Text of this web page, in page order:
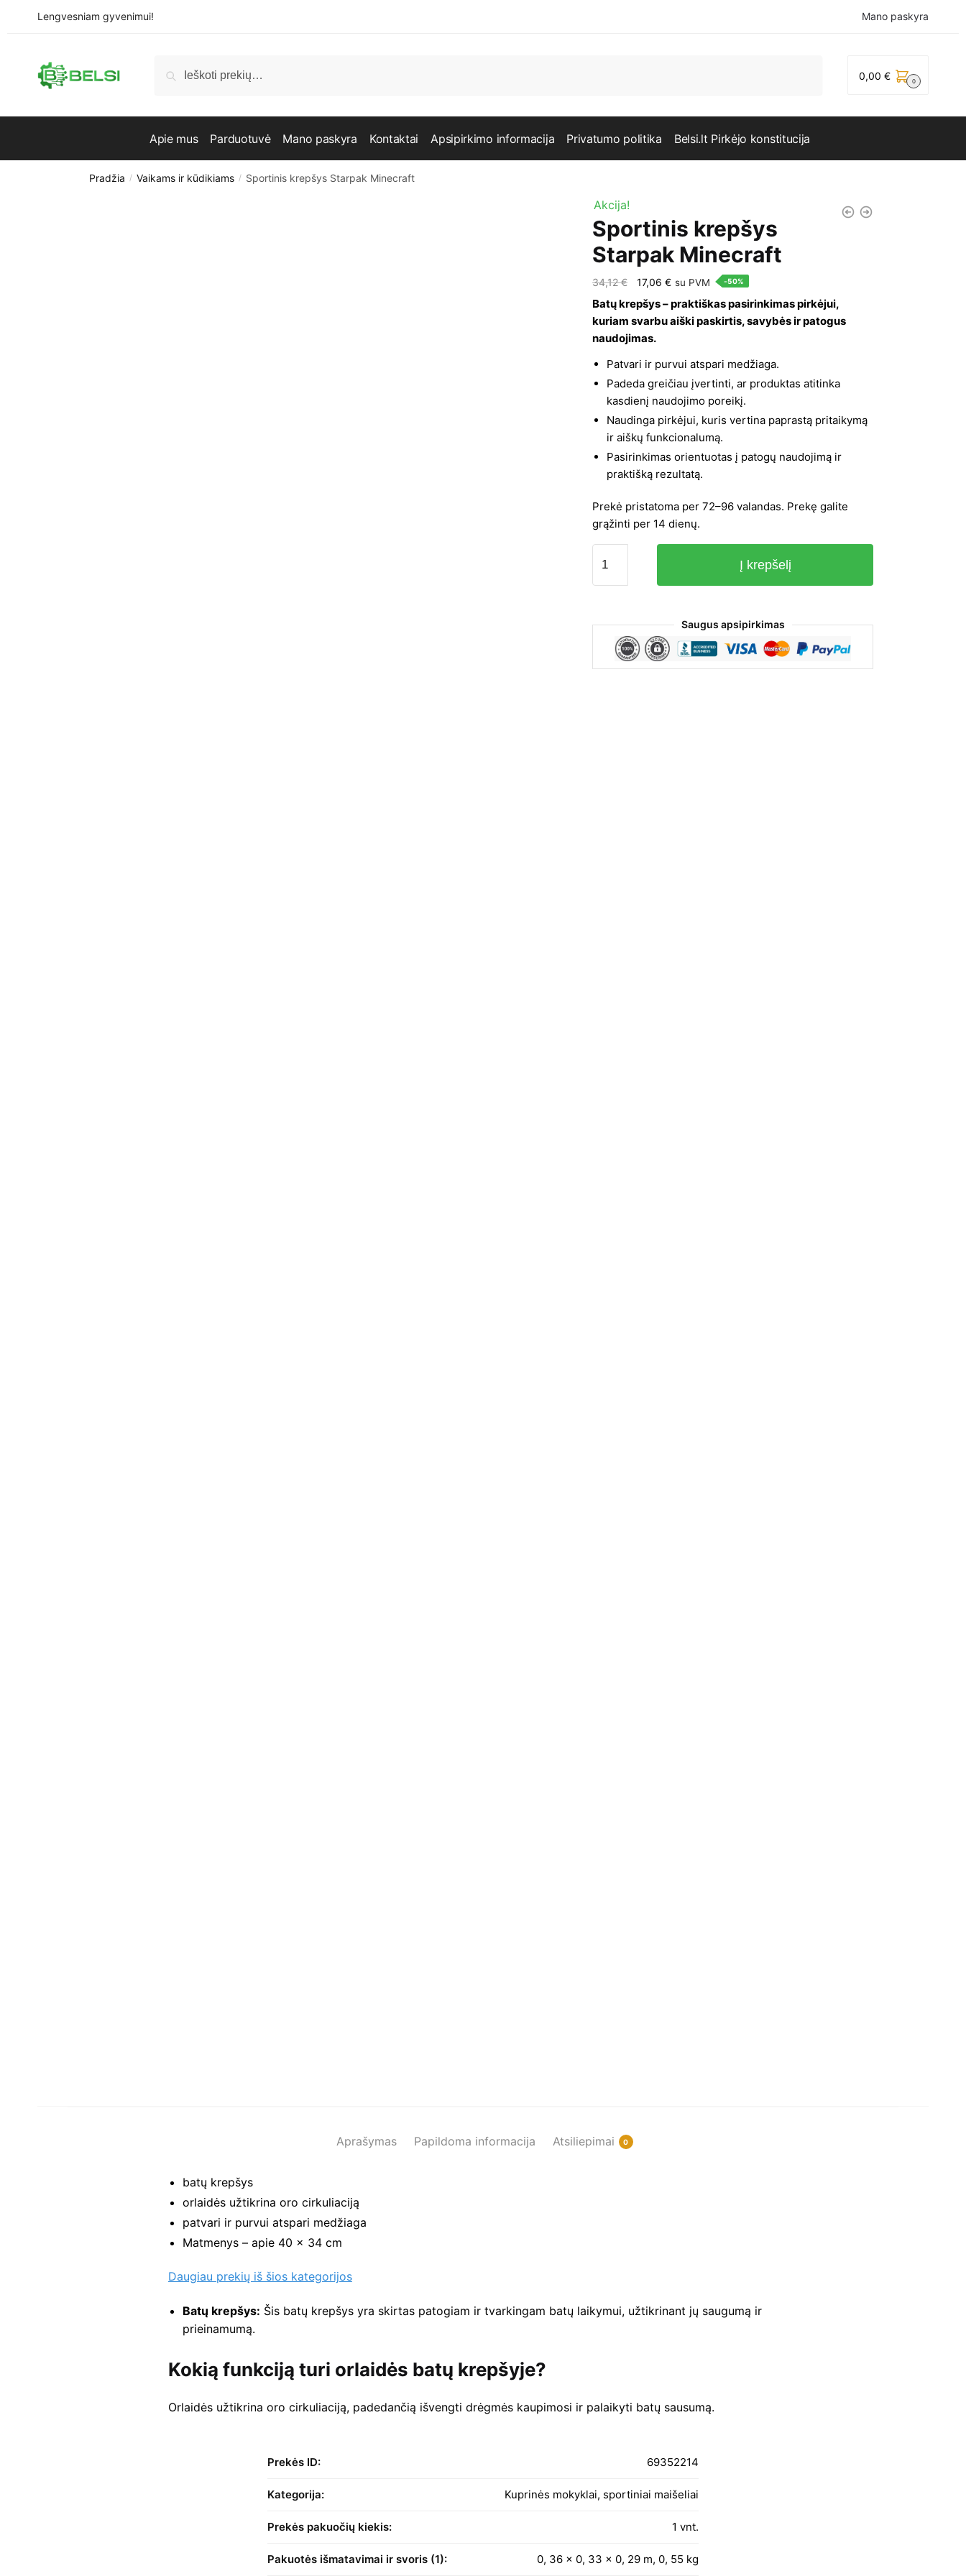
Lengvesniam gyvenimui! Mano paskyra
Ieškoti 0,00 € 0
Apie mus Parduotuvė Mano paskyra Kontaktai Apsipirkimo informacija Privatumo politika Belsi.lt Pirkėjo konstitucija
Pradžia / Vaikams ir kūdikiams / Sportinis krepšys Starpak Minecraft
Akcija!
Sportinis krepšys
Starpak Minecraft
34,12€
Original
price
was:
34,12 €.
17,06€Current
price
is:
su PVM -50%
Batų krepšys – praktiškas pasirinkimas pirkėjui,
kuriam svarbu aiški paskirtis, savybės ir patogus
naudojimas.
Patvari ir purvui atspari medžiaga.
Padeda greičiau įvertinti, ar produktas atitinka
kasdienį naudojimo poreikį.
Naudinga pirkėjui, kuris vertina paprastą pritaikymą
ir aiškų funkcionalumą.
Pasirinkimas orientuotas į patogų naudojimą ir
praktišką rezultatą.
Prekė pristatoma per 72–96 valandas. Prekę galite
grąžinti per 14 dienų.
kiekis:
Sportinis
Starpak
Minecraft
Į krepšelį
Saugus apsipirkimas
Aprašymas Papildoma informacija Atsiliepimai 0
batų krepšys
orlaidės užtikrina oro cirkuliaciją
patvari ir purvui atspari medžiaga
Matmenys – apie 40 x 34 cm
Daugiau prekių iš šios kategorijos
Batų krepšys: Šis batų krepšys yra skirtas patogiam ir tvarkingam batų laikymui, užtikrinant jų saugumą ir
prieinamumą.
Kokią funkciją turi orlaidės batų krepšyje?
Orlaidės užtikrina oro cirkuliaciją, padedančią išvengti drėgmės kaupimosi ir palaikyti batų sausumą.
Prekės ID: 69352214
Kategorija: Kuprinės mokyklai, sportiniai maišeliai
Prekės pakuočių kiekis: 1 vnt.
Pakuotės išmatavimai ir svoris (1): 0, 36 x 0, 33 x 0, 29 m, 0, 55 kg